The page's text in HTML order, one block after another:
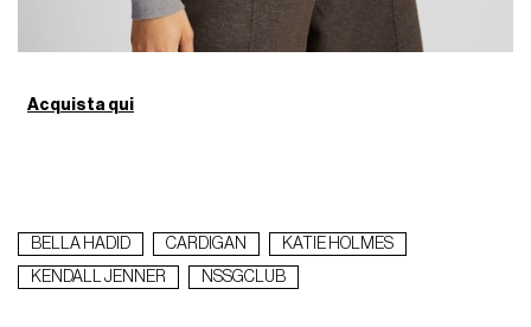
Acquista qui
BELLA HADID CARDIGAN
KATIE HOLMES
KENDALL JENNER
NSSGCLUB